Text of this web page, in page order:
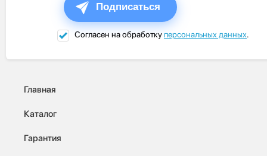
Подписаться
Согласен на обработкуперсональных данных.
Главная
Каталог
Гарантия